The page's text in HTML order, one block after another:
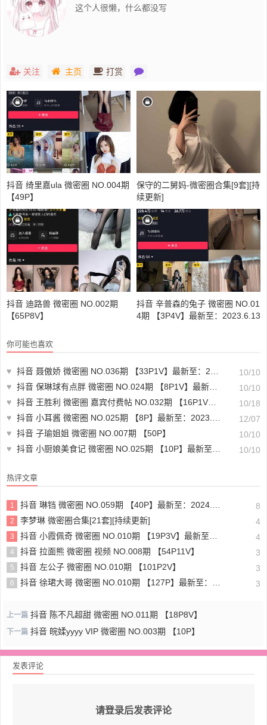
这个人很懒，什么都没写
关注 主页 打赏
抖音 绮里嘉ula 微密圈 NO.004期
【49P】
保守的二舅妈-微密圈合集[9套][持
续更新]
抖音 迪路兽 微密圈 NO.002期
【65P8V】
抖音 辛普森的兔子 微密圈 NO.01
4期 【3P4V】最新至：2023.6.13
你可能也喜欢
♥ 抖音 聂傲娇 微密圈 NO.036期 【33P1V】最新至：2023.8.19
10/10
♥ 抖音 保琳球有点胖 微密圈 NO.024期 【8P1V】最新至：2023.6.28
10/10
♥ 抖音 王胜利 微密圈 嘉宾付费帖 NO.032期 【16P1V】最新至：2023.10.16
10/18
♥ 抖音 小耳酱 微密圈 NO.025期 【8P】最新至：2023.12.06
12/07
♥ 抖音 子瑜姐姐 微密圈 NO.007期 【50P】
10/10
♥ 抖音 小厨娘美食记 微密圈 NO.025期 【10P】最新至：2023.10.10 10/10
热评文章
1 抖音 琳铛 微密圈 NO.059期 【40P】最新至：2024.1.10 8
2 李梦琳 微密圈合集[21套][持续更新] 4
3 抖音 小霞佩奇 微密圈 NO.010期 【19P3V】最新至：2025.5.26 4
4 抖音 拉面熊 微密圈 视频 NO.008期 【54P11V】 3
5 抖音 左公子 微密圈 NO.010期 【101P2V】 3
6 抖音 徐珺大哥 微密圈 NO.010期 【127P】最新至：2024.1.19 3
上一篇 抖音 陈不凡超甜 微密圈 NO.011期 【18P8V】
下一篇 抖音 皖媃yyyy VIP 微密圈 NO.003期 【10P】
发表评论
请登录后发表评论